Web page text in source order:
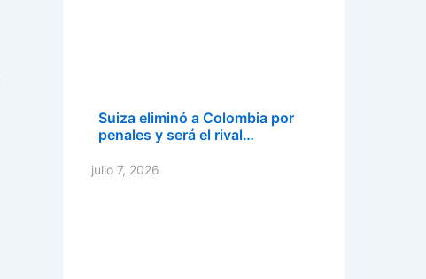
Suiza eliminó a Colombia por
penales y será el rival…
julio 7, 2026